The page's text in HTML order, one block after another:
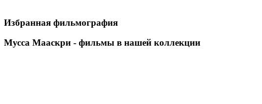
Избранная фильмография
Мусса Мааскри - фильмы в нашей коллекции